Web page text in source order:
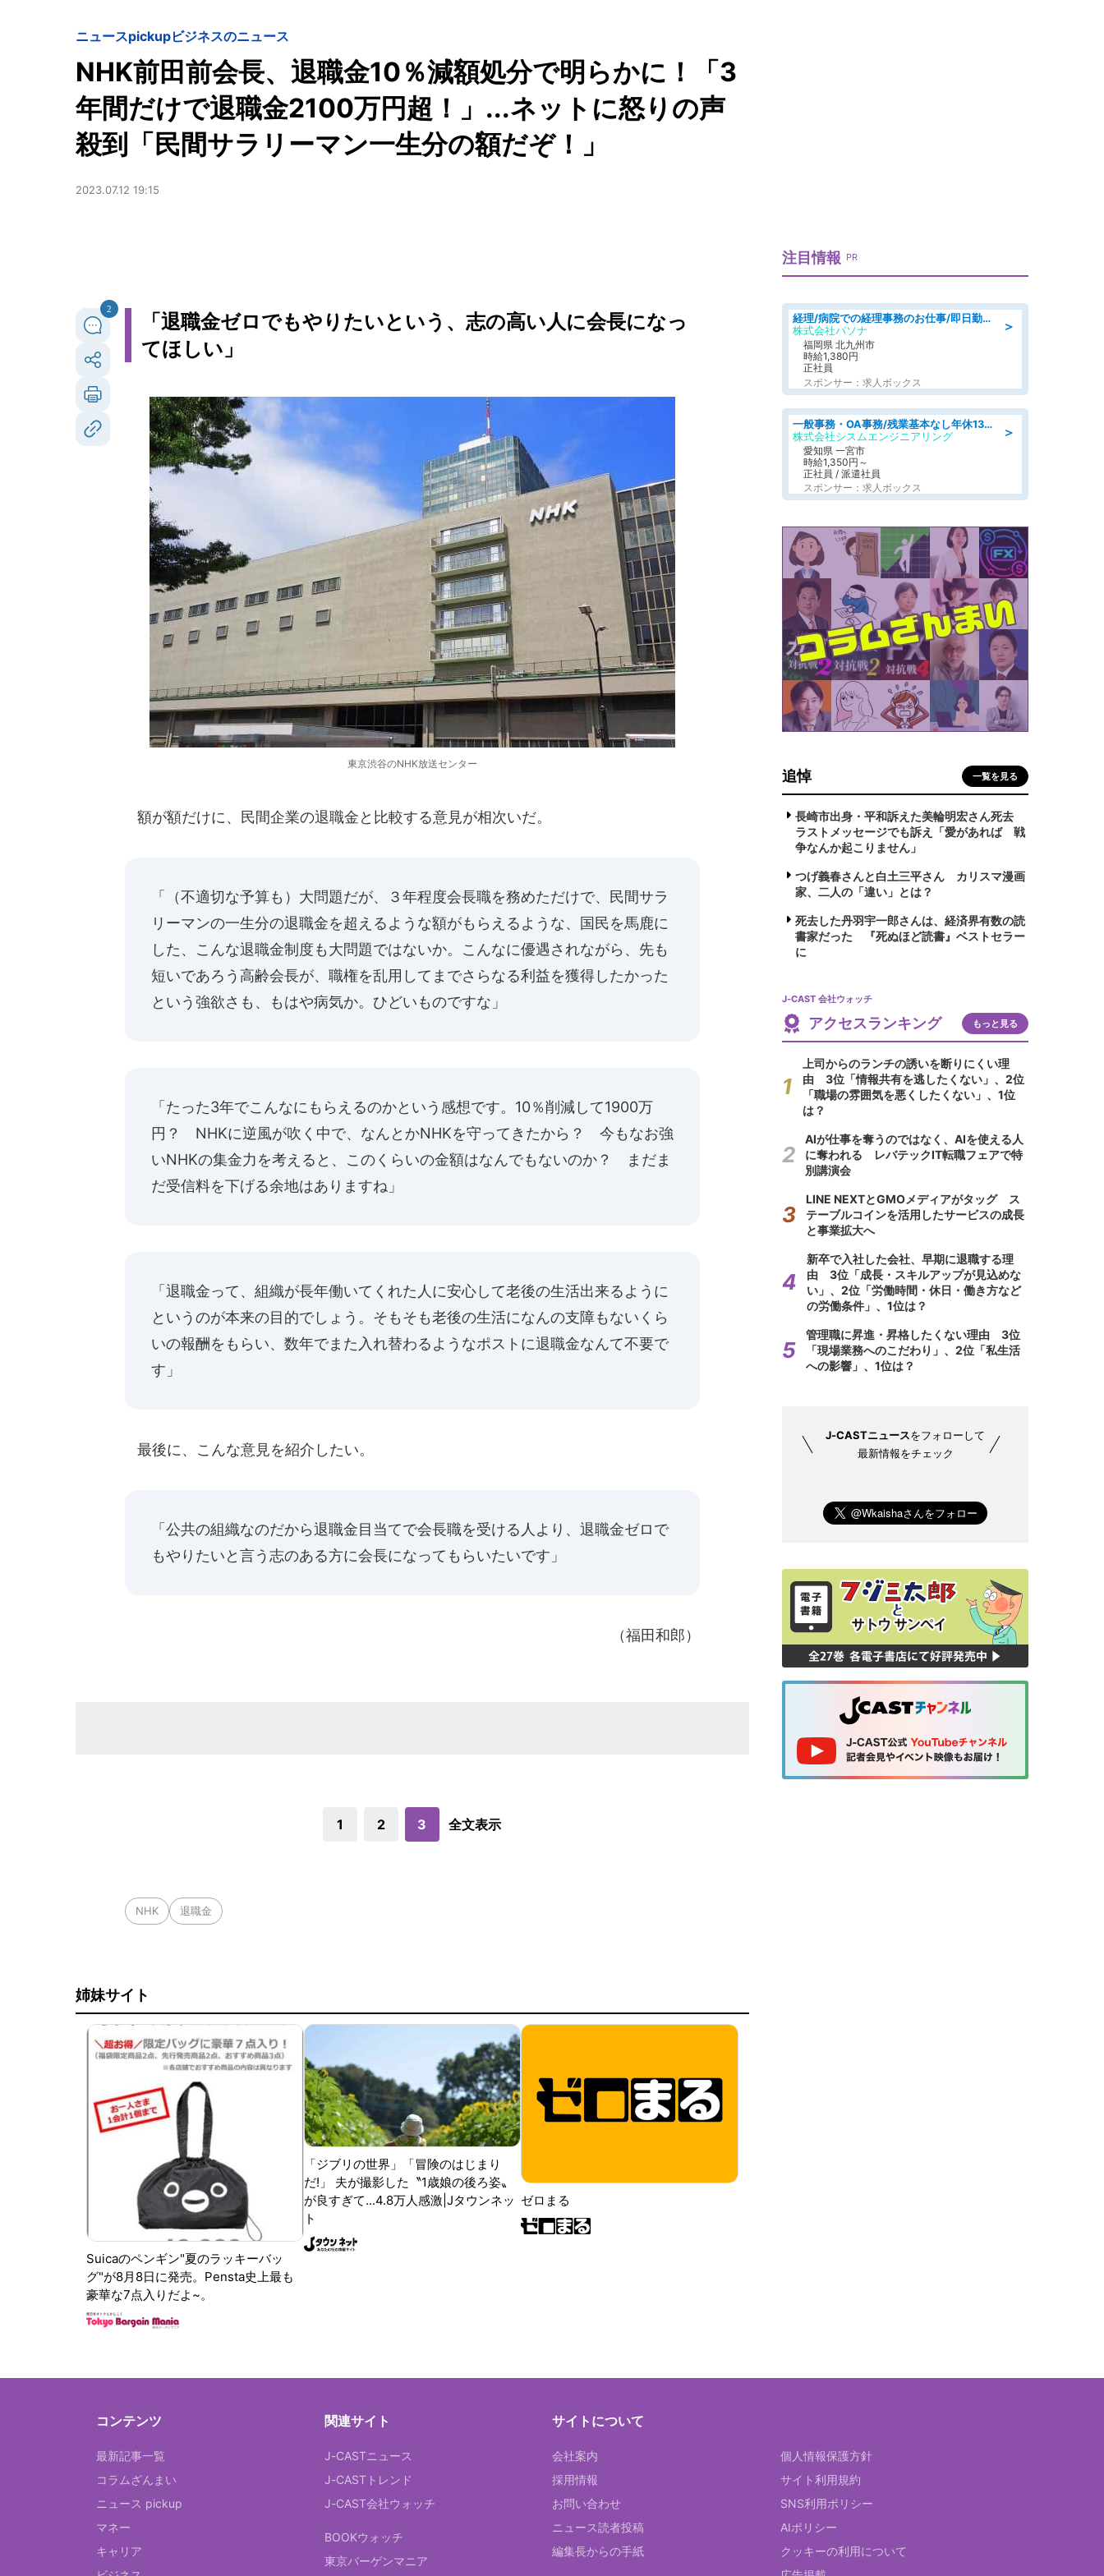
ニュースpickupビジネスのニュース
NHK前田前会長、退職金10％減額処分で明らかに！「3
年間だけで退職金2100万円超！」...ネットに怒りの声
殺到「民間サラリーマン一生分の額だぞ！」
2023.07.12 19:15
2
「退職金ゼロでもやりたいという、志の高い人に会長になっ
てほしい」
東京渋谷のNHK放送センター
額が額だけに、民間企業の退職金と比較する意見が相次いだ。
「（不適切な予算も）大問題だが、３年程度会長職を務めただけで、民間サラ
リーマンの一生分の退職金を超えるような額がもらえるような、国民を馬鹿に
した、こんな退職金制度も大問題ではないか。こんなに優遇されながら、先も
短いであろう高齢会長が、職権を乱用してまでさらなる利益を獲得したかった
という強欲さも、もはや病気か。ひどいものですな」
「たった3年でこんなにもらえるのかという感想です。10％削減して1900万
円？ NHKに逆風が吹く中で、なんとかNHKを守ってきたから？ 今もなお強
いNHKの集金力を考えると、このくらいの金額はなんでもないのか？ まだま
だ受信料を下げる余地はありますね」
「退職金って、組織が長年働いてくれた人に安心して老後の生活出来るように
というのが本来の目的でしょう。そもそも老後の生活になんの支障もないくら
いの報酬をもらい、数年でまた入れ替わるようなポストに退職金なんて不要で
す」
最後に、こんな意見を紹介したい。
「公共の組織なのだから退職金目当てで会長職を受ける人より、退職金ゼロで
もやりたいと言う志のある方に会長になってもらいたいです」
（福田和郎）
1 2 3 全文表示
NHK 退職金
姉妹サイト
Suicaのペンギン"夏のラッキーバッ
グ"が8月8日に発売。Pensta史上最も
豪華な7点入りだよ~。
「ジブリの世界」「冒険のはじまり
だ!」 夫が撮影した〝1歳娘の後ろ姿〟
が良すぎて...4.8万人感激|Jタウンネッ
ト
ゼロまる
注目情報 PR
＞
経理/病院での経理事務のお仕事/即日勤務可/車通勤可/経理/一般事務
株式会社パソナ
福岡県 北九州市
時給1,380円
正社員
スポンサー：求人ボックス
＞
一般事務・OA事務/残業基本なし年休130日社保完備の一般・調達事務
株式会社シスムエンジニアリング
愛知県 一宮市
時給1,350円～
正社員 / 派遣社員
スポンサー：求人ボックス
追悼 一覧を見る
長崎市出身・平和訴えた美輪明宏さん死去
ラストメッセージでも訴え「愛があれば 戦
争なんか起こりません」
つげ義春さんと白土三平さん カリスマ漫画
家、二人の「違い」とは？
死去した丹羽宇一郎さんは、経済界有数の読
書家だった 『死ぬほど読書』ベストセラー
に
J-CAST 会社ウォッチ
アクセスランキング もっと見る
上司からのランチの誘いを断りにくい理
由 3位「情報共有を逃したくない」、2位
「職場の雰囲気を悪くしたくない」、1位
は？
AIが仕事を奪うのではなく、AIを使える人
に奪われる レバテックIT転職フェアで特
別講演会
LINE NEXTとGMOメディアがタッグ ス
テーブルコインを活用したサービスの成長
と事業拡大へ
新卒で入社した会社、早期に退職する理
由 3位「成長・スキルアップが見込めな
い」、2位「労働時間・休日・働き方など
の労働条件」、1位は？
管理職に昇進・昇格したくない理由 3位
「現場業務へのこだわり」、2位「私生活
への影響」、1位は？
J-CASTニュースをフォローして
最新情報をチェック
コンテンツ
最新記事一覧
コラムざんまい
ニュース pickup
マネー
キャリア
関連サイト
J-CASTニュース
J-CASTトレンド
J-CAST会社ウォッチ
BOOKウォッチ
東京バーゲンマニア
サイトについて
会社案内
採用情報
お問い合わせ
ニュース読者投稿
編集長からの手紙
個人情報保護方針
サイト利用規約
SNS利用ポリシー
AIポリシー
クッキーの利用について